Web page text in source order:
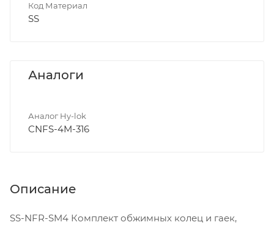
Код Материал
SS
Аналоги
Аналог Hy-lok
CNFS-4M-316
Описание
SS-NFR-SM4 Комплект обжимных колец и гаек,